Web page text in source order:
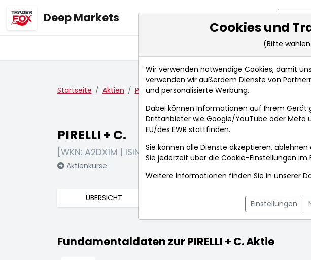
Deep Markets
Markt-Analysen
Startseite Aktien PIRELLI + C. Fundamentaldaten
PIRELLI + C.
[WKN: A2DX1M | ISIN: IT0005278236]
Aktienkurse
ÜBERSICHT
Fundamentaldaten zur PIRELLI + C. Aktie
Cookies und
(Bitte
Wir verwenden notwendige Cookies, damit
verwenden wir außerdem Dienste von
und personalisierte Werbung.
Dabei können Informationen auf Ihrem
Drittanbieter wie Google/YouTube oder
EU/des EWR stattfinden.
Sie können alle Dienste akzeptieren,
Sie jederzeit über die Cookie-Einstellungen im
Weitere Informationen finden Sie in unserer
Einstellungen